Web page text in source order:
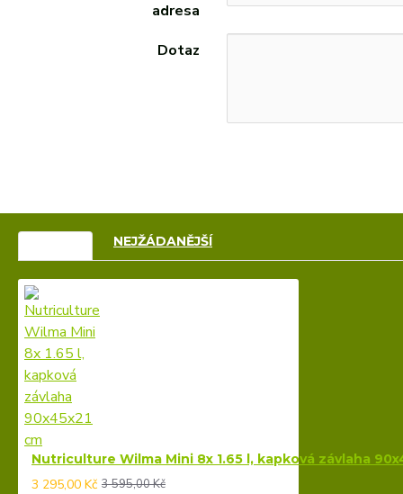
adresa
Dotaz
NEJŽÁDANĚJŠÍ
Nutriculture Wilma Mini 8x 1.65 l, kapková závlaha
3 295,00 Kč 3 595,00 Kč